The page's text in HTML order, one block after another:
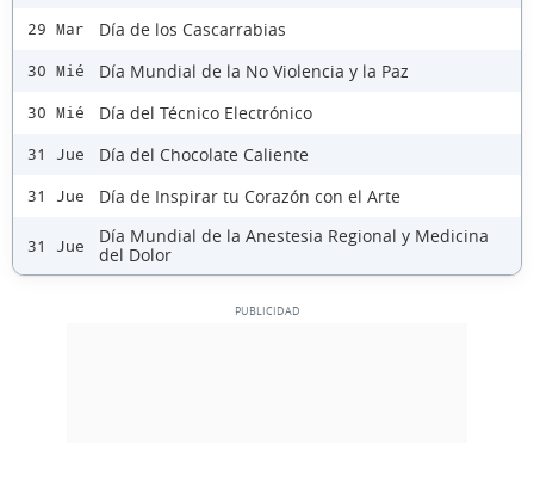
29 Mar Día de los Cascarrabias
30 Mié Día Mundial de la No Violencia y la Paz
30 Mié Día del Técnico Electrónico
31 Jue Día del Chocolate Caliente
31 Jue Día de Inspirar tu Corazón con el Arte
31 Jue
Día Mundial de la Anestesia Regional y Medicina
del Dolor